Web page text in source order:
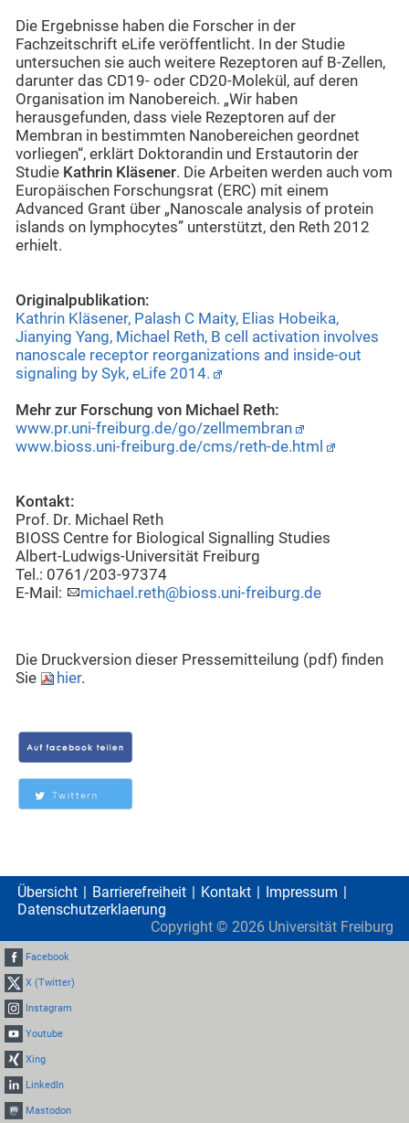
Die Ergebnisse haben die Forscher in der
Fachzeitschrift eLife veröffentlicht. In der Studie
untersuchen sie auch weitere Rezeptoren auf B-Zellen,
darunter das CD19- oder CD20-Molekül, auf deren
Organisation im Nanobereich. „Wir haben
herausgefunden, dass viele Rezeptoren auf der
Membran in bestimmten Nanobereichen geordnet
vorliegen“, erklärt Doktorandin und Erstautorin der
Studie Kathrin Kläsener. Die Arbeiten werden auch vom
Europäischen Forschungsrat (ERC) mit einem
Advanced Grant über „Nanoscale analysis of protein
islands on lymphocytes” unterstützt, den Reth 2012
erhielt.
Originalpublikation:
Kathrin Kläsener, Palash C Maity, Elias Hobeika,
Jianying Yang, Michael Reth, B cell activation involves
nanoscale receptor reorganizations and inside-out
signaling by Syk, eLife 2014.
Mehr zur Forschung von Michael Reth:
www.pr.uni-freiburg.de/go/zellmembran
www.bioss.uni-freiburg.de/cms/reth-de.html
Kontakt:
Prof. Dr. Michael Reth
BIOSS Centre for Biological Signalling Studies
Albert-Ludwigs-Universität Freiburg
Tel.: 0761/203-97374
E-Mail:
michael.reth@bioss.uni-freiburg.de
Die Druckversion dieser Pressemitteilung (pdf) finden
Sie
hier.
Übersicht Barrierefreiheit Kontakt
Impressum
Datenschutzerklaerung
Copyright © 2026 Universität Freiburg
Facebook
X (Twitter)
Instagram
Youtube
Xing
LinkedIn
Mastodon